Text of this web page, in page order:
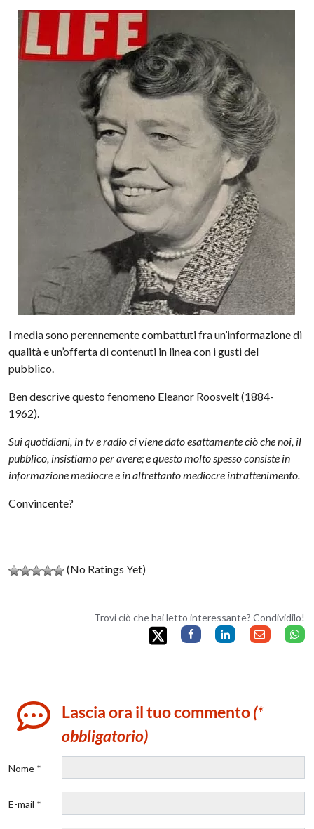
I media sono perennemente combattuti fra un’informazione di
qualità e un’offerta di contenuti in linea con i gusti del
pubblico.
Ben descrive questo fenomeno Eleanor Roosvelt (1884-
1962).
Sui quotidiani, in tv e radio ci viene dato esattamente ciò che noi, il
pubblico, insistiamo per avere; e questo molto spesso consiste in
informazione mediocre e in altrettanto mediocre intrattenimento.
Convincente?
(No Ratings Yet)
Trovi ciò che hai letto interessante? Condividilo!
Lascia ora il tuo commento(*
obbligatorio)
Nome *
E-mail *